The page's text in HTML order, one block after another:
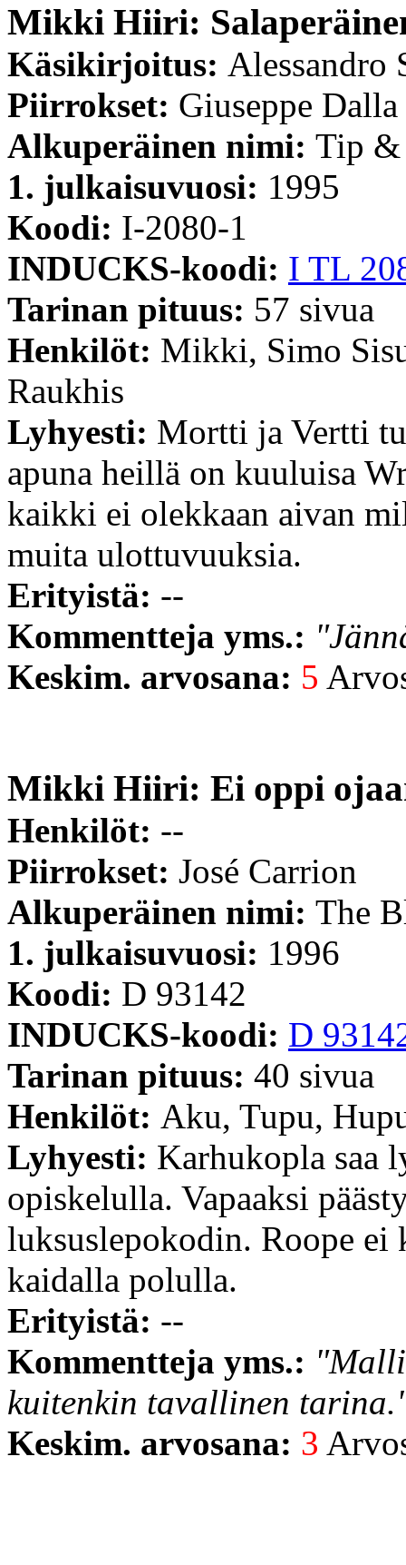
Mikki Hiiri:
Käsikirjoitus: Alessandro
Piirrokset: Giuseppe Dalla
Alkuperäinen nimi: Tip &
1. julkaisuvuosi: 1995
Koodi: I-2080-1
INDUCKS-koodi: I TL
Tarinan pituus: 57 sivua
Henkilöt: Mikki, Simo
Raukhis
Lyhyesti: Mortti ja Vertti
apuna heillä on kuuluisa
kaikki ei olekkaan aivan
muita ulottuvuuksia.
Erityistä: --
Kommentteja yms.:
Keskim. arvosana: 5
Mikki Hiiri: Ei oppi
Henkilöt: --
Piirrokset: José Carrion
Alkuperäinen nimi: The
1. julkaisuvuosi: 1996
Koodi: D 93142
INDUCKS-koodi: D
Tarinan pituus: 40 sivua
Henkilöt: Aku, Tupu,
Lyhyesti: Karhukopla saa
opiskelulla. Vapaaksi
luksuslepokodin. Roope
kaidalla polulla.
Erityistä: --
Kommentteja yms.:
kuitenkin tavallinen
Keskim. arvosana: 3